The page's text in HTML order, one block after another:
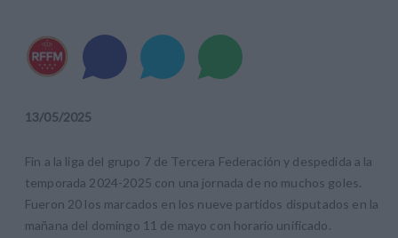
13/05/2025
Fin a la liga del grupo 7 de Tercera Federación y despedida a la
temporada 2024-2025 con una jornada de no muchos goles.
Fueron 20 los marcados en los nueve partidos disputados en la
mañana del domingo 11 de mayo con horario unificado.